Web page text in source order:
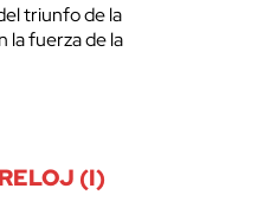
triunfo de la
la fuerza de la
(I)